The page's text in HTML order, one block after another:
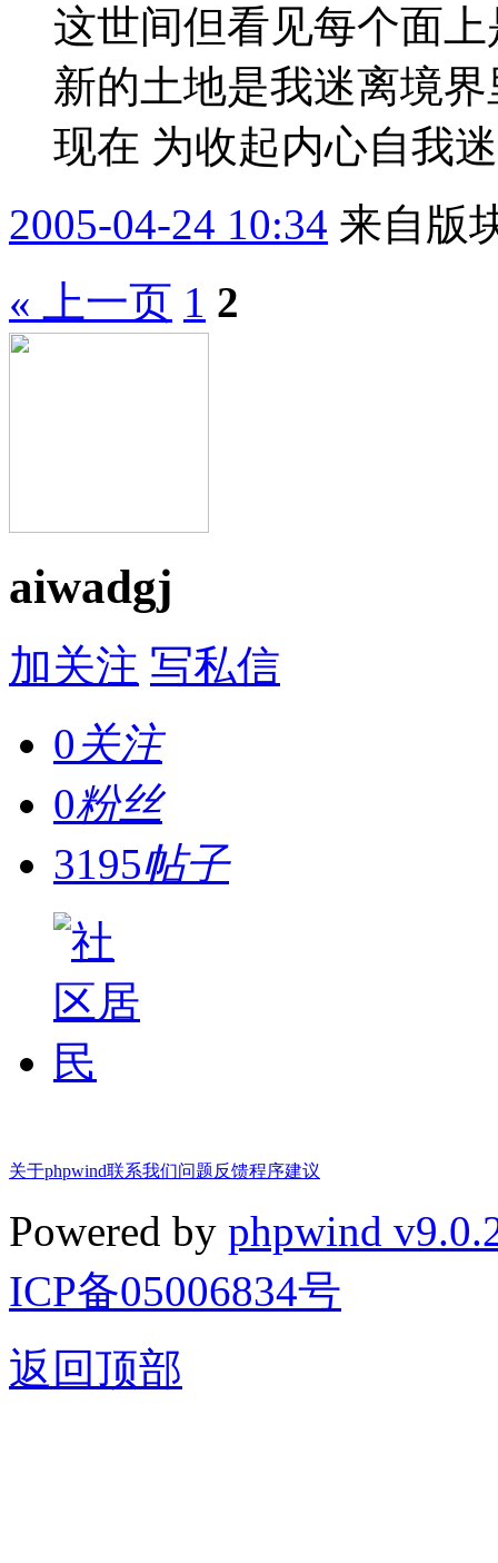
这世间但看见每个面
新的土地是我迷离境
现在 为收起内心自我
2005-04-24 10:34 来自版
« 上一页 1 2
aiwadgj
加关注 写私信
0关注
0粉丝
3195帖子
关于phpwind联系我们问题反馈程序建议
Powered by phpwind
ICP备05006834号
返回顶部